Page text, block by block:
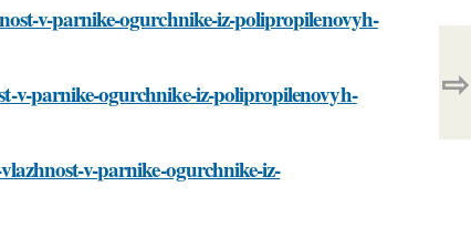
v-parnike-ogurchnike-iz-polipropilenovyh-
v-parnike-ogurchnike-iz-polipropilenovyh-
v-parnike-ogurchnike-iz-
⇨